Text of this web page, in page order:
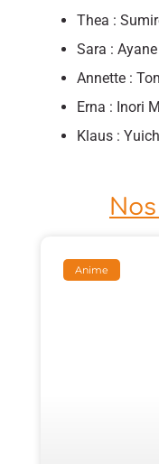
Thea :
Sara :
Annette :
Erna : Inori
Klaus :
Anime